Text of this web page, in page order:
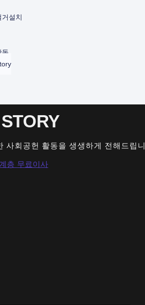
설치
동
사회공헌 활동을 생생하게 전해드립